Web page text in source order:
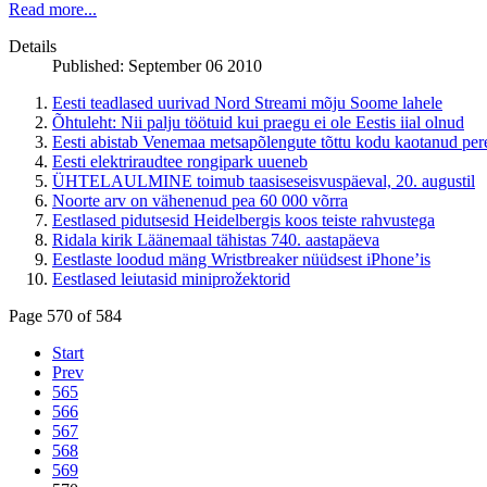
Read more...
Details
Published: September 06 2010
Eesti teadlased uurivad Nord Streami mõju Soome lahele
Õhtuleht: Nii palju töötuid kui praegu ei ole Eestis iial olnud
Eesti abistab Venemaa metsapõlengute tõttu kodu kaotanud
Eesti elektriraudtee rongipark uueneb
ÜHTELAULMINE toimub taasiseseisvuspäeval, 20. augustil
Noorte arv on vähenenud pea 60 000 võrra
Eestlased pidutsesid Heidelbergis koos teiste rahvustega
Ridala kirik Läänemaal tähistas 740. aastapäeva
Eestlaste loodud mäng Wristbreaker nüüdsest iPhone’is
Eestlased leiutasid miniprožektorid
Page 570 of 584
Start
Prev
565
566
567
568
569